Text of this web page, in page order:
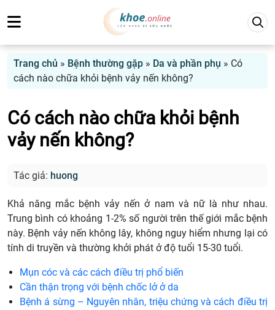
Trang chủ » Bệnh thường gặp » Da và phần phụ » Có
cách nào chữa khỏi bệnh vảy nến không?
Có cách nào chữa khỏi bệnh
vảy nến không?
Tác giả: huong
Khả năng mắc bệnh vảy nến ở nam và nữ là như nhau.
Trung bình có khoảng 1-2% số người trên thế giới mắc bệnh
này. Bệnh vảy nến không lây, không nguy hiểm nhưng lại có
tính di truyền và thường khởi phát ở độ tuổi 15-30 tuổi.
Mụn cóc và các cách điều trị phổ biến
Cần thận trọng với bệnh chốc lở ở da
Bệnh á sừng – Nguyên nhân, triệu chứng và cách điều trị